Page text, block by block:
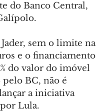
do Banco Central,
sem o limite na
e o financiamento
do valor do imóvel
BC, não é
a iniciativa
Lula.